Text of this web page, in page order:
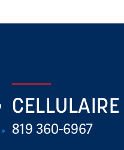
CELLULAIRE
819 360-6967